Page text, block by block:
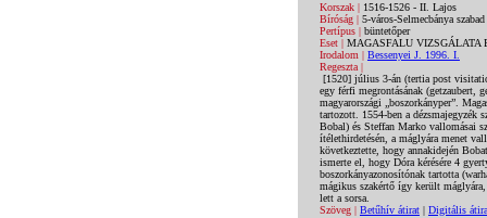
Korszak |1516-1526 - II. Lajos
Bíróság |5-város-Selmecbánya
Pertípus |büntetőper
Eset |MAGASFALU VIZSGÁLATA
Irodalom | Bessenyei J. 1996. I.
Regeszta |
[1520] július 3-án (tertia post
egy férfi megrontásának (getzaubert,
magyarországi „boszorkányper”.
tartozott. 1554-ben a
Bobal) és Steffan Marko vallomásai
ítélethirdetésén, a máglyára menet
következtette, hogy annakidején
ismerte el, hogy Dóra kérésére 4
boszorkányazonosítónak tartotta
mágikus szakértő így került
lett a sorsa.
Szöveg | Betűhív átirat| Digitális